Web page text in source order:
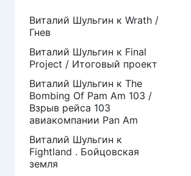
Виталий Шульгин к Wrath /
Гнев
Виталий Шульгин к Final
Project / Итоговый проект
Виталий Шульгин к The
Bombing Of Pam Am 103 /
Взрыв рейса 103
авиакомпании Pan Am
Виталий Шульгин к
Fightland . Бойцовская
земля